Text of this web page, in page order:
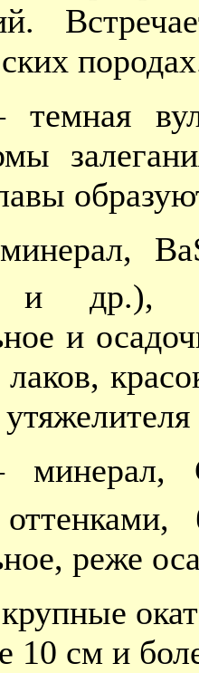
и др.),
и
лаков,
реже
10 см и